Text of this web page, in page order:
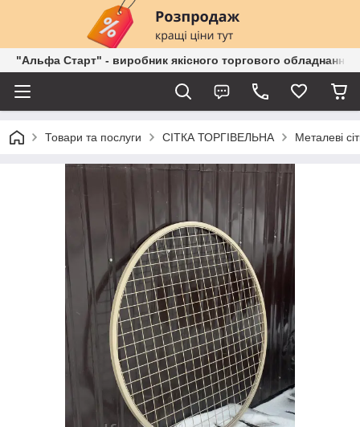
"Альфа Старт" - виробник якісного торгового обладнання
Товари та послуги СІТКА ТОРГІВЕЛЬНА Металеві